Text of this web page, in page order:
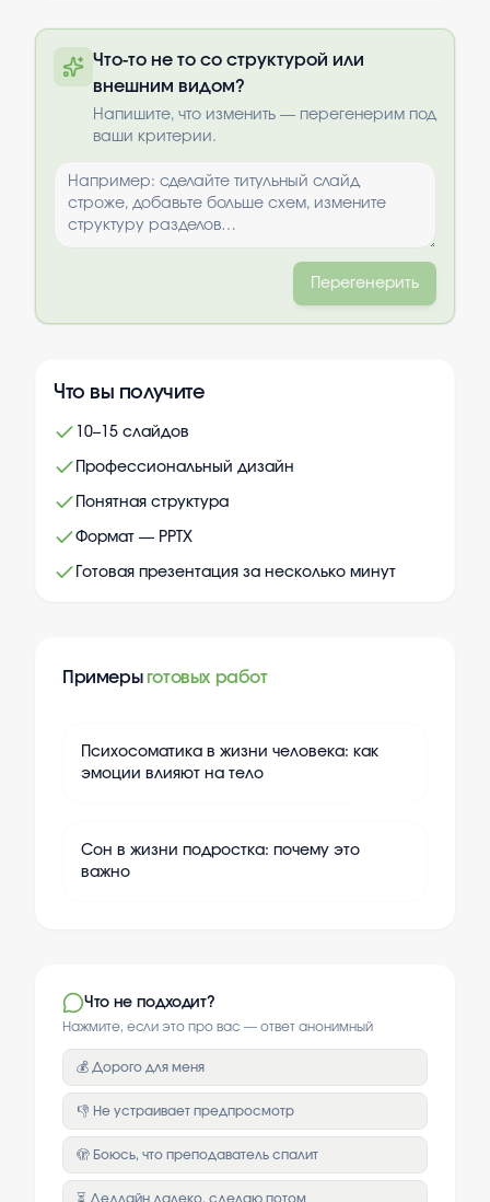
по почте после оплаты
Что-то не то со структурой или
внешним видом?
Напишите, что изменить — перегенерим под
ваши критерии.
Перегенерить
Что вы получите
10–15 слайдов
Профессиональный дизайн
Понятная структура
Формат — PPTX
Готовая презентация за несколько минут
Примеры готовых работ
Психосоматика в жизни человека: как
эмоции влияют на тело
Сон в жизни подростка: почему это
важно
Что не подходит?
Нажмите, если это про вас — ответ анонимный
💰 Дорого для меня
👎 Не устраивает предпросмотр
🫣 Боюсь, что преподаватель спалит
⏳ Дедлайн далеко, сделаю потом